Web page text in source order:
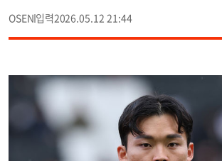
OSEN 2026.05.12 21:44